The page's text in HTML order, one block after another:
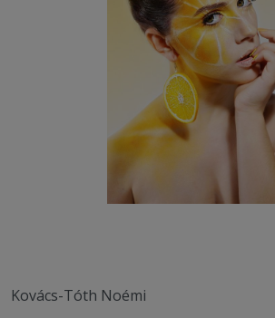
Kovács-Tóth Noémi